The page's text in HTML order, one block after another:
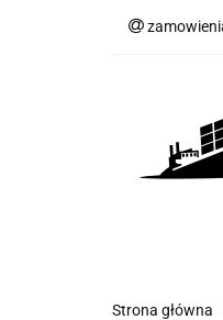
Strona główna